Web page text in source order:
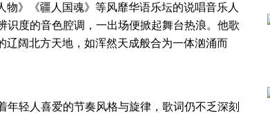
》《疆人国魂》等风靡华语乐坛的说唱音乐人
度的音色腔调，一出场便掀起舞台热浪。他歌
辽阔北方天地，如浑然天成般合为一体汹涌而
轻人喜爱的节奏风格与旋律，歌词仍不乏深刻